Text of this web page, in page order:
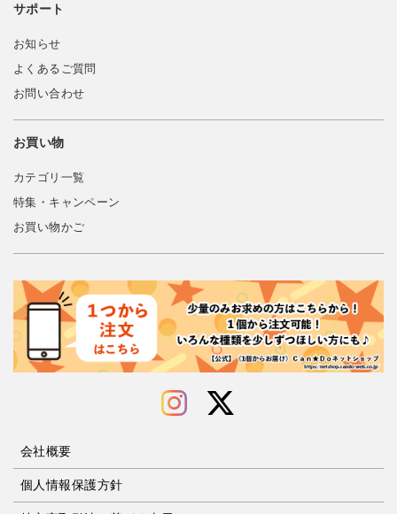
サポート
お知らせ
よくあるご質問
お問い合わせ
お買い物
カテゴリ一覧
特集・キャンペーン
お買い物かご
会社概要
個人情報保護方針